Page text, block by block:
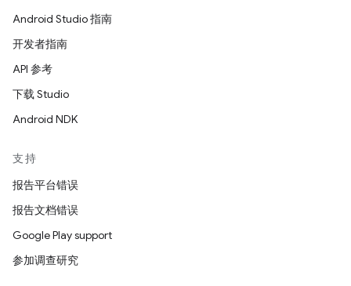
Android Studio 指南
开发者指南
API 参考
下载 Studio
Android NDK
支持
报告平台错误
报告文档错误
Google Play support
参加调查研究